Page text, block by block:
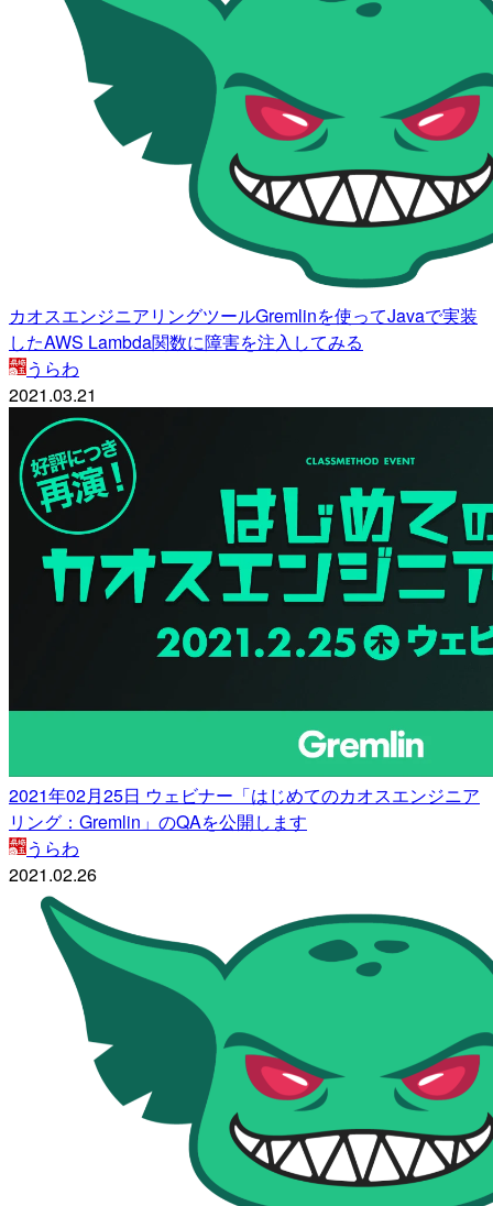
カオスエンジニアリングツールGremlinを使ってJavaで実装
したAWS Lambda関数に障害を注入してみる
うらわ
2021.03.21
2021年02月25日 ウェビナー「はじめてのカオスエンジニア
リング：Gremlin」のQAを公開します
うらわ
2021.02.26